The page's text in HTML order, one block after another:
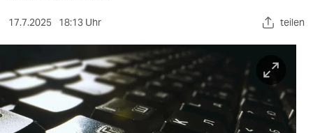
kultur
sport
berlin
nord
17.7.2025 18:13 Uhr teilen